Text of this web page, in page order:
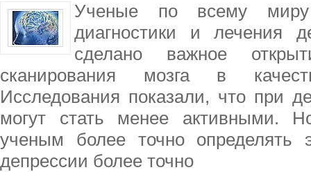
Ученые по всему
диагностики и лечения
сделано важное
сканирования мозга в
Исследования показали, что при
могут стать менее активными.
ученым более точно определять
депрессии более точно